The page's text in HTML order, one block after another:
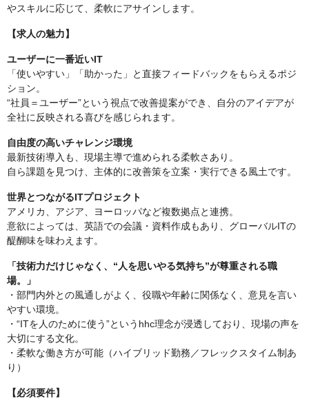
やスキルに応じて、柔軟にアサインします。
【求人の魅力】
ユーザーに一番近いIT
「使いやすい」「助かった」と直接フィードバックをもらえるポジ
ション。
“社員＝ユーザー”という視点で改善提案ができ、自分のアイデアが
全社に反映される喜びを感じられます。
自由度の高いチャレンジ環境
最新技術導入も、現場主導で進められる柔軟さあり。
自ら課題を見つけ、主体的に改善策を立案・実行できる風土です。
世界とつながるITプロジェクト
アメリカ、アジア、ヨーロッパなど複数拠点と連携。
意欲によっては、英語での会議・資料作成もあり、グローバルITの
醍醐味を味わえます。
「技術力だけじゃなく、“人を思いやる気持ち”が尊重される職
場。」
・部門内外との風通しがよく、役職や年齢に関係なく、意見を言い
やすい環境。
・“ITを人のために使う”というhhc理念が浸透しており、現場の声を
大切にする文化。
・柔軟な働き方が可能（ハイブリッド勤務／フレックスタイム制あ
り）
【必須要件】